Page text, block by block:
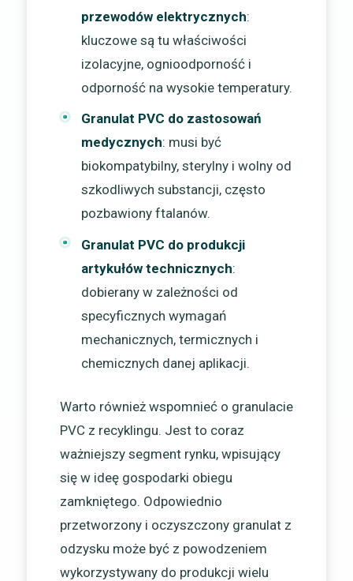
przewodów elektrycznych:
kluczowe są tu właściwości
izolacyjne, ognioodporność i
odporność na wysokie temperatury.
Granulat PVC do zastosowań
medycznych: musi być
biokompatybilny, sterylny i wolny od
szkodliwych substancji, często
pozbawiony ftalanów.
Granulat PVC do produkcji
artykułów technicznych:
dobierany w zależności od
specyficznych wymagań
mechanicznych, termicznych i
chemicznych danej aplikacji.
Warto również wspomnieć o granulacie
PVC z recyklingu. Jest to coraz
ważniejszy segment rynku, wpisujący
się w ideę gospodarki obiegu
zamkniętego. Odpowiednio
przetworzony i oczyszczony granulat z
odzysku może być z powodzeniem
wykorzystywany do produkcji wielu